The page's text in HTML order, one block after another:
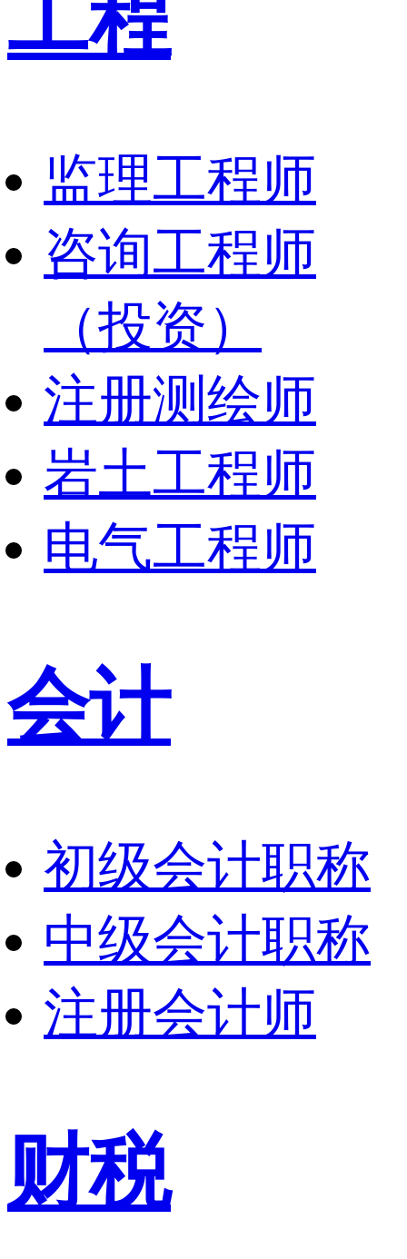
工程
监理工程师
咨询工程师
（投资）
注册测绘师
岩土工程师
电气工程师
会计
初级会计职称
中级会计职称
注册会计师
财税